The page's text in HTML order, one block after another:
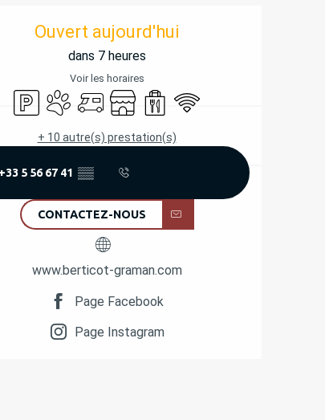
ET
Ouvert aujourd'hui
dans 7 heures
Voir les horaires
ParkingAnimaux acceptés
Accueil camping car
BoutiqueVente à emporter
WiFi
+ 10 autre(s) prestation(s)
+33 5 56 67 41 ▒▒
CONTACTEZ-NOUS
www.berticot-graman.com
Page Facebook
Page Instagram